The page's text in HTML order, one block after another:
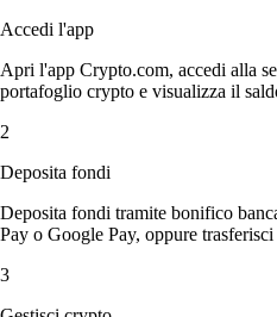
Accedi l'app
Apri l'app Crypto.com, accedi alla
portafoglio crypto e visualizza il
2
Deposita fondi
Deposita fondi tramite bonifico
Pay o Google Pay, oppure
3